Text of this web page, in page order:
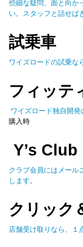
些細な疑問、面と向か
い。スタッフと話せば
試乗車
ワイズロードの試乗な
フィッテ
ワイズロード独自開発
購入時
Y’s Club
クラブ会員にはメール
します。
クリック
店舗受け取りなら、１